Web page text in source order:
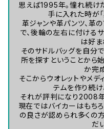
思えば1995年。憧れ続け
手に入れた時が「
革ジャンや革パンツ、革
で、後輪の左右に付ける
は好ま
そのサドルバッグを自分
所を探すということから
か完
そこからウオレットやメ
テムを作り続け
それが評判になり2008年
現在ではバイカーはもち
の良さが認められ多くの
だ